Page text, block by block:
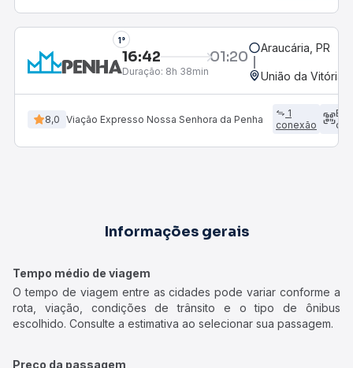
1°
16:42 01:20
Duração: 8h 38min
Araucária, PR
União da Vitória,
8,0 Viação Expresso Nossa Senhora da Penha
1
conexão
Informações gerais
Tempo médio de viagem
O tempo de viagem entre as cidades pode variar conforme a
rota, viação, condições de trânsito e o tipo de ônibus
escolhido. Consulte a estimativa ao selecionar sua passagem.
Preço da passagem